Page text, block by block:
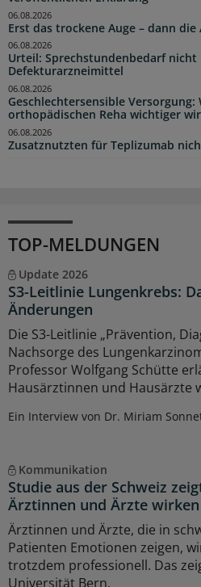
Erst das trockene Auge – dann
06.08.2026
Urteil: Sprechstundenbedarf nicht
Defekturarzneimittel
06.08.2026
Geschlechtersensible
orthopädischen Reha wichtiger
06.08.2026
Zusatznutzten für Teplizumab
06.08.2026
TOP-MELDUNGEN
Update 2026
S3-Leitlinie Lungenkrebs:
Änderungen
Die S3-Leitlinie „Prävention,
Nachsorge des
Professor Wolfgang Schütte
Hausärztinnen und Hausärzte
Ein Interview von Dr. Miriam
Kommunikation
Studie aus der Schweiz
Ärztinnen und Ärzte
Ärztinnen und Ärzte, die in
Patienten Emotionen zeigen,
trotzdem professionell. Das
Universität Bern.